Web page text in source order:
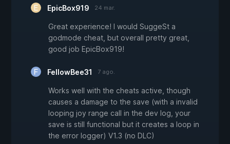
EpicBox919 24 mar.
Great experience! I would SuggeSt a
godmode cheat, but overall pretty great,
good job EpicBox919!
FellowBee31 7 ago.
Works well with the cheats active, though
causes a damage to the save (with a invalid
looping joy range call in the dev log, your
save is still functional but it creates a loop in
the error logger) V1.3 (no DLC)